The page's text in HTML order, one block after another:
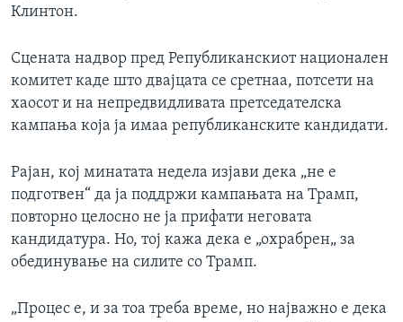
Клинтон.
Сцената надвор пред Републиканскиот национален
комитет каде што двајцата се сретнаа, потсети на
хаосот и на непредвидливата претседателска
кампања која ја имаа републиканските кандидати.
Рајан, кој минатата недела изјави дека „не е
подготвен“ да ја поддржи кампањата на Трамп,
повторно целосно не ја прифати неговата
кандидатура. Но, тој кажа дека е „охрабрен„ за
обединување на силите со Трамп.
„Процес е, и за тоа треба време, но најважно е дека